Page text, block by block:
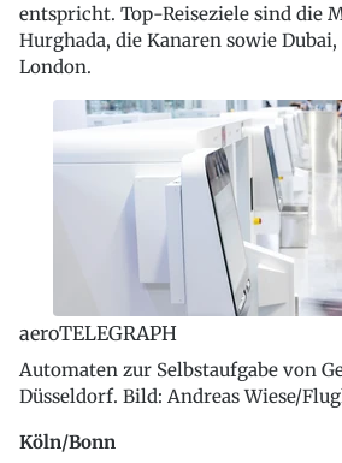
entspricht. Top-Reiseziele sind die
Hurghada, die Kanaren sowie
London.
aeroTELEGRAPH
Automaten zur Selbstaufgabe von
Düsseldorf. Bild: Andreas Wiese/
Köln/Bonn